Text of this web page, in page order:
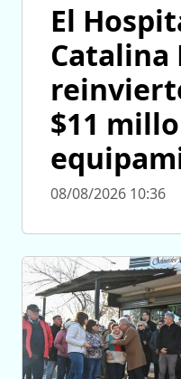
El
Catalina
$11
08/08/2026 10:36